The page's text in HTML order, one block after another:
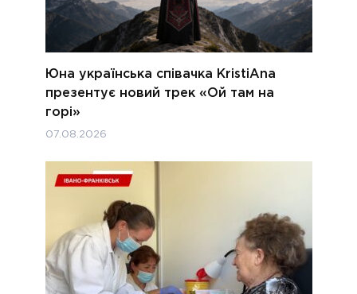
Юна українська співачка KristiAna
презентує новий трек «Ой там на
горі»
07.08.2026